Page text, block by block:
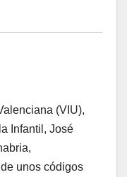
(VIU),
Infantil, José
unos códigos